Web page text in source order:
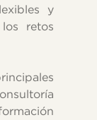
y
retos